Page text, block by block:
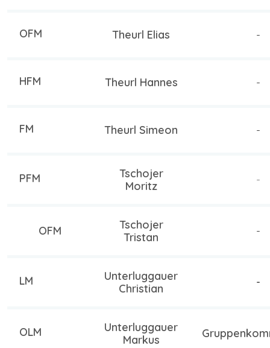
OFM Theurl Elias -
HFM Theurl Hannes -
FM Theurl Simeon -
PFM
Tschojer
Moritz
-
OFM
Tschojer
Tristan
-
LM
Unterluggauer
Christian
-
OLM
Unterluggauer
Markus